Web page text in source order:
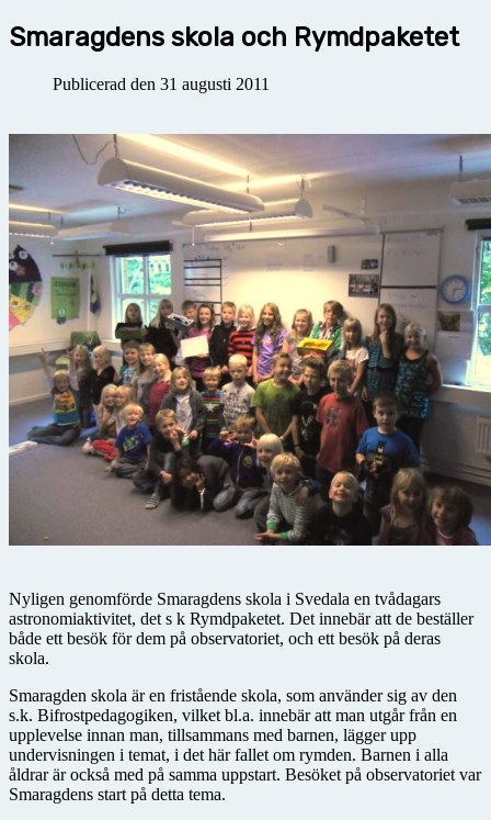
Smaragdens skola och Rymdpaketet
Publicerad den 31 augusti 2011
Nyligen genomförde Smaragdens skola i Svedala en tvådagars
astronomiaktivitet, det s k Rymdpaketet. Det innebär att de beställer
både ett besök för dem på observatoriet, och ett besök på deras
skola.
Smaragden skola är en fristående skola, som använder sig av den
s.k. Bifrostpedagogiken, vilket bl.a. innebär att man utgår från en
upplevelse innan man, tillsammans med barnen, lägger upp
undervisningen i temat, i det här fallet om rymden. Barnen i alla
åldrar är också med på samma uppstart. Besöket på observatoriet var
Smaragdens start på detta tema.